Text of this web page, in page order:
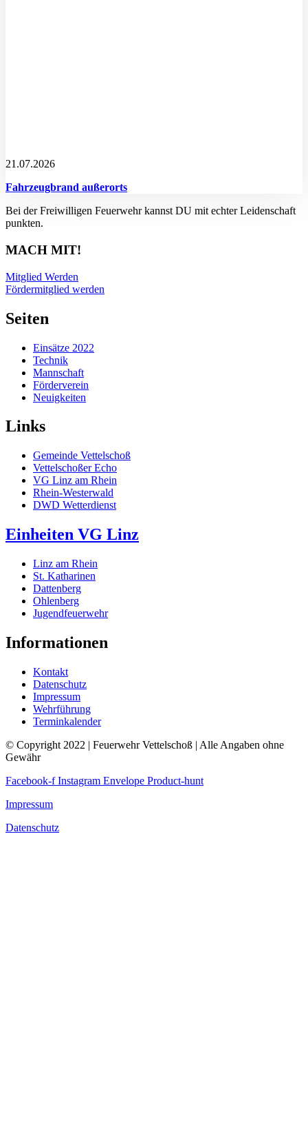
21.07.2026
Fahrzeugbrand außerorts
Bei der Freiwilligen Feuerwehr kannst DU mit echter Leidenschaft
punkten.
MACH MIT!
Mitglied Werden
Fördermitglied werden
Seiten
Einsätze 2022
Technik
Mannschaft
Förderverein
Neuigkeiten
Links
Gemeinde Vettelschoß
Vettelschoßer Echo
VG Linz am Rhein
Rhein-Westerwald
DWD Wetterdienst
Einheiten VG Linz
Linz am Rhein
St. Katharinen
Dattenberg
Ohlenberg
Jugendfeuerwehr
Informationen
Kontakt
Datenschutz
Impressum
Wehrführung
Terminkalender
© Copyright 2022 | Feuerwehr Vettelschoß | Alle Angaben ohne
Gewähr
Facebook-f Instagram Envelope Product-hunt
Impressum
Datenschutz